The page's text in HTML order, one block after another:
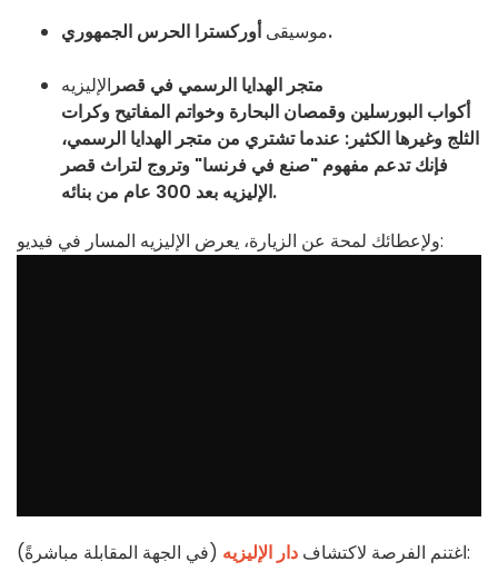
موسيقىأوركسترا الحرس الجمهوري.
متجر الهدايا الرسمي في قصرالإليزيه
أكواب البورسلين وقمصان البحارة وخواتم المفاتيح وكرات
الثلج وغيرها الكثير: عندما تشتري من متجر الهدايا الرسمي،
فإنك تدعم مفهوم "صنع في فرنسا" وتروج لتراث قصر
الإليزيه بعد 300 عام من بنائه.
ولإعطائك لمحة عن الزيارة، يعرض الإليزيه المسار في فيديو:
اغتنم الفرصة لاكتشاف دار الإليزيه (في الجهة المقابلة مباشرةً):